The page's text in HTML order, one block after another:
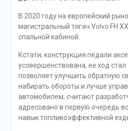
В 2020 году на европейский
магистральный тягач Volvo FH
спальной кабиной.
Кстати, конструкция педали
усовершенствована, ее ход
позволяет улучшить обратную
набирать обороты и лучше
автомобилем, считают
адресовано в первую очередь
навык топливоэффективной